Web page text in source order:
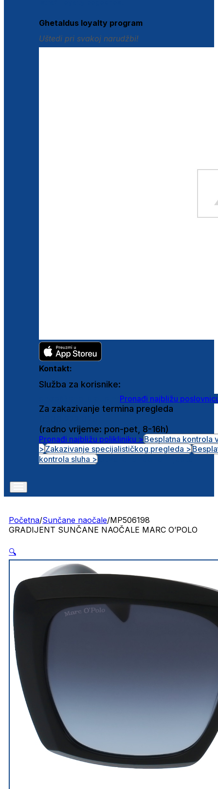
Ghetaldus loyalty program
Uštedi pri svakoj narudžbi!
Kontakt:
Služba za korisnike:
Pronađi najbližu
Za zakazivanje termina pregleda
(radno vrijeme: pon-pet, 8-16h)
Pronađi najbližu polikliniku >Besplatna kontrola
>Zakazivanje specijalističkog pregleda >
kontrola sluha >
Početna/Sunčane naočale/MP506198
GRADIJENT SUNČANE NAOČALE MARC O’POLO
🔍